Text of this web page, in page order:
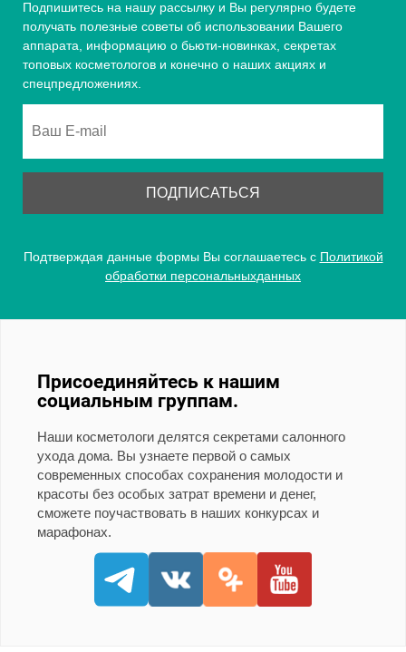
Подпишитесь на нашу рассылку и Вы регулярно будете
получать полезные советы об использовании Вашего
аппарата, информацию о бьюти-новинках, секретах
топовых косметологов и конечно о наших акциях и
спецпредложениях.
Подтверждая данные формы Вы соглашаетесь с Политикой
обработки персональныхданных
Присоединяйтесь к нашим
социальным группам.
Наши косметологи делятся секретами салонного
ухода дома. Вы узнаете первой о самых
современных способах сохранения молодости и
красоты без особых затрат времени и денег,
сможете поучаствовать в наших конкурсах и
марафонах.